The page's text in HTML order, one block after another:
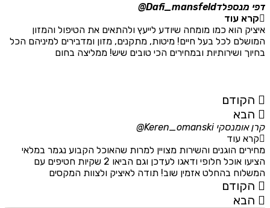
דפי מנספלדDafi_mansfeld@
קרא עוד
איציק הוא כמו מומחה שיודע לייעץ ולהתאים את הטיפול והמזון
המושלם לכל בעל חיים! מיטות, מתקנים, מזון ומדבירים למיניהם הכל
בחיוך ושירותיות ובמחירים הכי טובים שיש! ממליצה בחום
הקודם
הבא
קרן אומנסקי Keren_omanski@
קרא עוד
מחירים הוגנים והשירות מצויין למרות שהאוכל הקבוע נגמר במלאי
הציעו אוכל חלופי ודאגו לעדכן וגם הביאו 2 שקיות חטיפים עם
המשלוח בהחלט אזמין שוב! תודה לאיציק ולצוות המקסים
הקודם
הבא